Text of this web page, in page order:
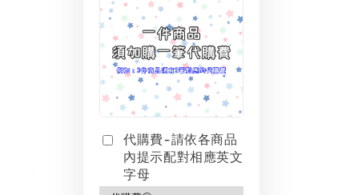
代購費-請依各商品
內提示配對相應英文
字母